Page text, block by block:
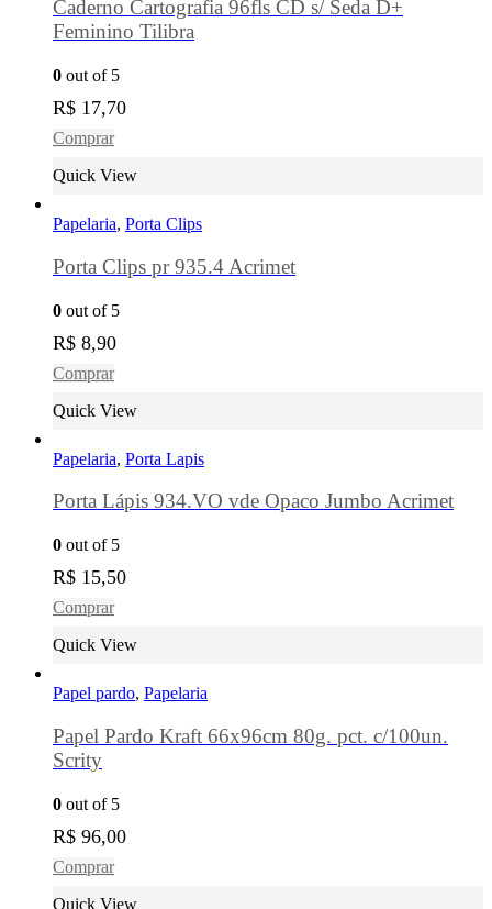
Caderno Cartografia 96fls CD s/ Seda D+
Feminino Tilibra
0 out of 5
R$ 17,70
Comprar
Quick View
Papelaria, Porta Clips
Porta Clips pr 935.4 Acrimet
0 out of 5
R$ 8,90
Comprar
Quick View
Papelaria, Porta Lapis
Porta Lápis 934.VO vde Opaco Jumbo Acrimet
0 out of 5
R$ 15,50
Comprar
Quick View
Papel pardo, Papelaria
Papel Pardo Kraft 66x96cm 80g. pct. c/100un.
Scrity
0 out of 5
R$ 96,00
Comprar
Quick View